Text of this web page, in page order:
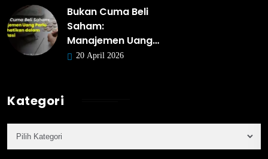
Bukan Cuma Beli
Saham:
Manajemen Uang…
20 April 2026
Kategori